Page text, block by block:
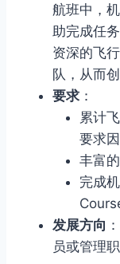
航班中，
助完成任
资深的飞
队，从而
要求 ：
累计
要求
丰富
完成
发展方向
员或管理